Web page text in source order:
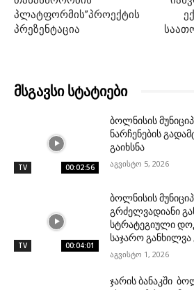
პლატფორმის”პროექტის
პრეზენტაცია
მსგავსი სტატიები
TV 00:02:56
ბოლნისის
ნარჩენების
გაიხსნა
აგვისტო 5, 2026
TV 00:04:01
ბოლნისის
გრძელვადიანი
სტრატეგიული
საჯარო განხილვა
აგვისტო 1, 2026
ჯარის ბანაკში